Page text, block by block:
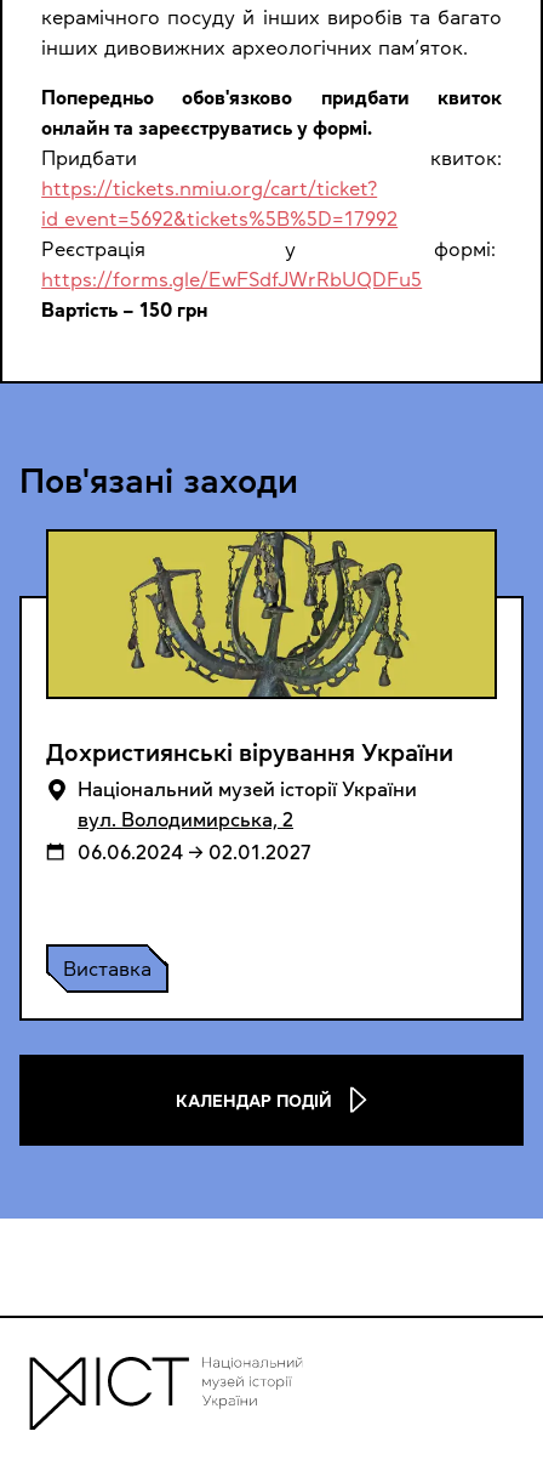
керамічного посуду й інших виробів та багато
інших дивовижних археологічних пам’яток.
Попередньо обов'язково придбати квиток
онлайн та зареєструватись у формі.
Придбати квиток:
https://tickets.nmiu.org/cart/ticket?
id_event=5692&tickets%5B%5D=17992
Реєстрація у формі:
https://forms.gle/EwFSdfJWrRbUQDFu5
Вартість – 150 грн
Пов'язані заходи
Дохристиянські вірування України
Національний музей історії України
вул. Володимирська, 2
06.06.2024 → 02.01.2027
Виставка
КАЛЕНДАР ПОДІЙ